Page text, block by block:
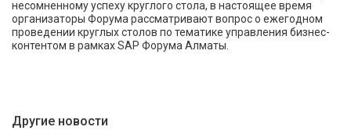
несомненному успеху круглого стола, в настоящее время
организаторы Форума рассматривают вопрос о ежегодном
проведении круглых столов по тематике управления бизнес-
контентом в рамках SAP Форума Алматы.
Другие новости